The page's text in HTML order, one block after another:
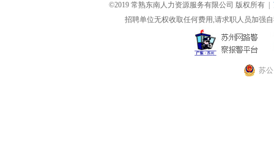
©2019 常熟东南人力资源服务有限公司 版权所有 |
招聘单位无权收取任何费用,请求职人员加强
苏公